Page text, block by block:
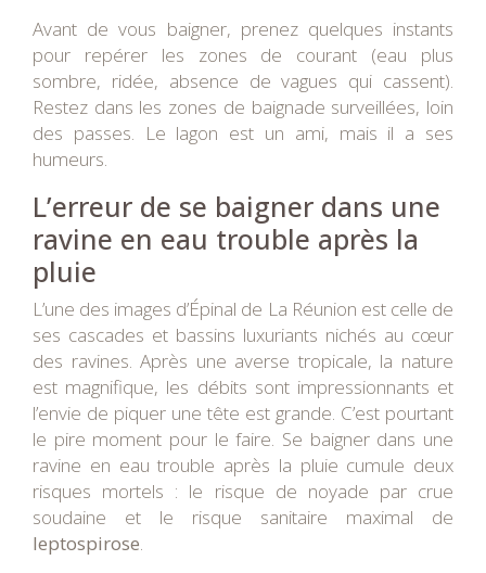
Avant de vous baigner, prenez quelques instants
pour repérer les zones de courant (eau plus
sombre, ridée, absence de vagues qui cassent).
Restez dans les zones de baignade surveillées, loin
des passes. Le lagon est un ami, mais il a ses
humeurs.
L’erreur de se baigner dans une
ravine en eau trouble après la
pluie
L’une des images d’Épinal de La Réunion est celle de
ses cascades et bassins luxuriants nichés au cœur
des ravines. Après une averse tropicale, la nature
est magnifique, les débits sont impressionnants et
l’envie de piquer une tête est grande. C’est pourtant
le pire moment pour le faire. Se baigner dans une
ravine en eau trouble après la pluie cumule deux
risques mortels : le risque de noyade par crue
soudaine et le risque sanitaire maximal de
leptospirose.